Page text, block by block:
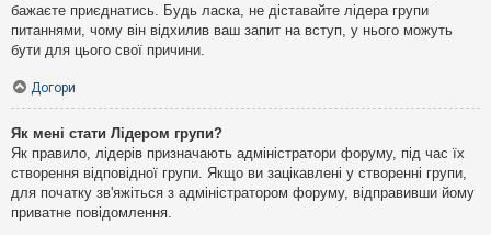
бажаєте приєднатись. Будь ласка, не діставайте лідера групи
питаннями, чому він відхилив ваш запит на вступ, у нього можуть
бути для цього свої причини.
Догори
Як мені стати Лідером групи?
Як правило, лідерів призначають адміністратори форуму, під час їх
створення відповідної групи. Якщо ви зацікавлені у створенні групи,
для початку зв'яжіться з адміністратором форуму, відправивши йому
приватне повідомлення.